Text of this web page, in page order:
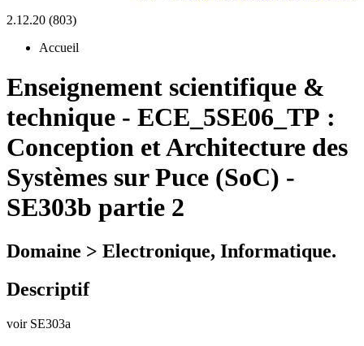
2.12.20 (803)
Accueil
Enseignement scientifique &
technique - ECE_5SE06_TP :
Conception et Architecture des
Systèmes sur Puce (SoC) -
SE303b partie 2
Domaine > Electronique, Informatique.
Descriptif
voir SE303a